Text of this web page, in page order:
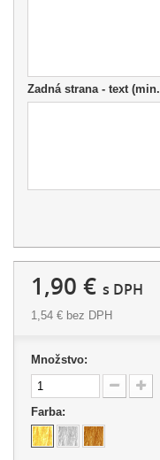
Zadná strana - text
1,90 € s DPH
1,54 € bez DPH
Množstvo:
Farba: